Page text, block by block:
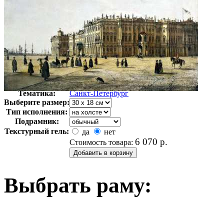
Автор:
Перро Фердинанд-Виктор
Арт-стиль
Русская живопись XIX века
Тематика:
Санкт-Петербург
Выберите размер:
Тип исполнения:
Подрамник:
Текстурный гель:
да
нет
Стоимость товара: 6 070 р.
Выбрать раму: